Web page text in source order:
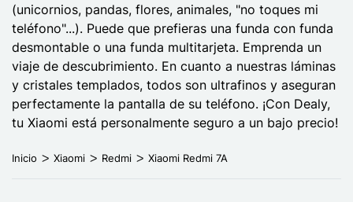
(unicornios, pandas, flores, animales, "no toques mi
teléfono"...). Puede que prefieras una funda con funda
desmontable o una funda multitarjeta. Emprenda un
viaje de descubrimiento. En cuanto a nuestras láminas
y cristales templados, todos son ultrafinos y aseguran
perfectamente la pantalla de su teléfono. ¡Con Dealy,
tu Xiaomi está personalmente seguro a un bajo precio!
Inicio Xiaomi Redmi Xiaomi Redmi 7A